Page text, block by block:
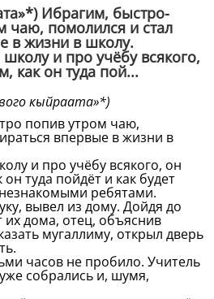
Ибрагим, быстро-
чаю, помолился и стал
в жизни в школу.
и про учёбу всякого,
как он туда пой...
кыйраата»*)
попив утром чаю,
впервые в жизни в
и про учёбу всякого, он
туда пойдёт и как будет
ребятами.
вывел из дому. Дойдя до
их дома, отец, объяснив
мугаллиму, открыл дверь
часов не пробило. Учитель
собрались и, шумя,